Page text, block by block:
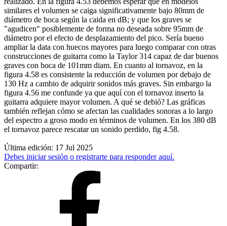
similares el volumen se caiga significativamente bajo 80mm de
diámetro de boca según la caida en dB; y que los graves se
"agudicen" posiblemente de forma no deseada sobre 95mm de
diámetro por el efecto de desplazamiento del pico. Sería bueno
ampliar la data con huecos mayores para luego comparar con otras
construcciones de guitarra como la Taylor 314 capaz de dar buenos
graves con boca de 101mm diam. En cuanto al tornavoz, en la
figura 4.58 es consistente la reducción de volumen por debajo de
130 Hz a cambio de adquirir sonidos más graves. Sin embargo la
figura 4.56 me confunde ya que aquí con el tornavoz inserto la
guitarra adquiere mayor volumen. A qué se debió? Las gráficas
también reflejan cómo se afectan las cualidades sonoras a lo largo
del espectro a groso modo en términos de volumen. En los 380 dB
el tornavoz parece rescatar un sonido perdido, fig 4.58.
Última edición: 17 Jul 2025
Debes iniciar sesión o registrarte para responder aquí.
Compartir: